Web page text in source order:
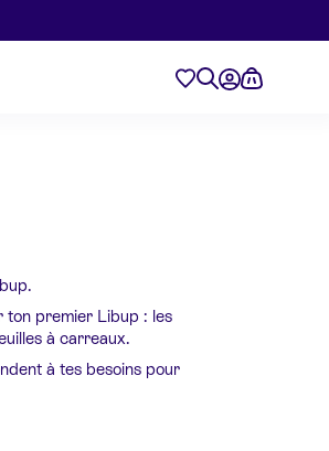
ton premier Libup : les
à carreaux.
à tes besoins pour